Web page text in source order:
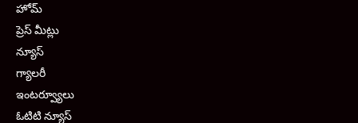
హోమ్
ప్రెస్ మీట్లు
న్యూస్
గ్యాలరీ
ఇంటర్వ్యూలు
ఓటిటి న్యూస్